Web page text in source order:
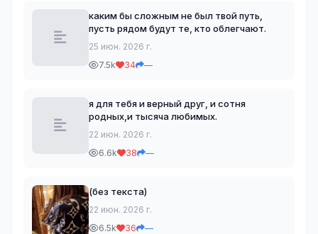
каким бы сложным не был твой путь,
пусть рядом будут те, кто облегчают.
25 июн. 2026 г.
7.5k
34 —
я для тебя и верный друг, и сотня
родных,и тысяча любимых.
22 июн. 2026 г.
6.6k
38 —
(без текста)
22 июн. 2026 г.
6.5k
36 —